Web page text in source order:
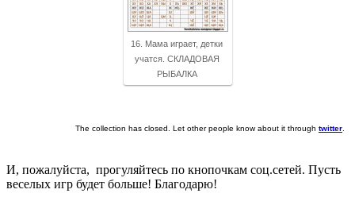
16. Мама играет, детки
учатся. СКЛАДОВАЯ
РЫБАЛКА
The collection has closed. Let other people know about it through twitter
И, пожалуйста, прогуляйтесь по кнопочкам соц.сетей. Пусть
веселых игр будет больше! Благодарю!